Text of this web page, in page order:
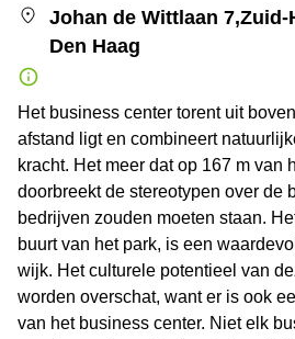
Johan de Wittlaan 7,Zuid-
Den Haag
Het business center torent uit
afstand ligt en combineert
kracht. Het meer dat op 167 m van
doorbreekt de stereotypen over de
bedrijven zouden moeten staan.
buurt van het park, is een
wijk. Het culturele potentieel van
worden overschat, want er is ook
van het business center. Niet elk